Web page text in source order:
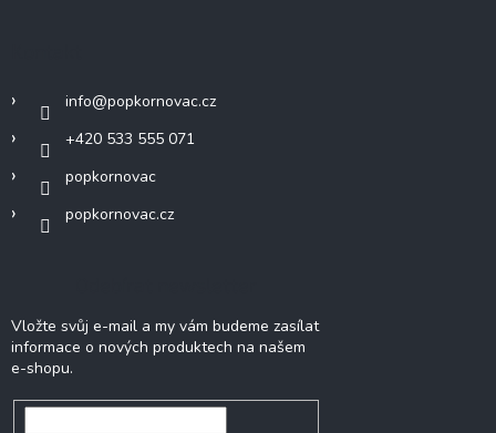
info@popkornovac.cz
+420 533 555 071
popkornovac
popkornovac.cz
Vložte svůj e-mail a my vám budeme zasílat
informace o nových produktech na našem
e-shopu.